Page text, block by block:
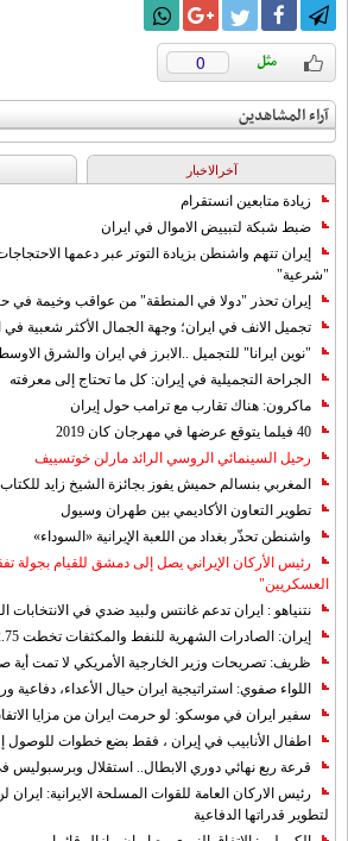
0
آراء المشاهدين
آخرالاخبار
زيادة متابعين انستقرام
ضبط شبكة لتبييض الاموال في ايران
إيران تتهم واشنطن بزيادة التوتر عبر دعمها
"شرعية"
إيران تحذر "دولا في المنطقة" من عواقب وخيمة في
تجميل الانف في ايران؛ وجهة الجمال الأكثر شعبية في
"نوين ايرانا" للتجميل ..الابرز في ايران والشرق
الجراحة التجميلية في إيران: كل ما تحتاج إلى معرفته
ماكرون: هناك تقارب مع ترامب حول إيران
40 فيلما يتوقع عرضها في مهرجان كان 2019
رحيل السينمائي الروسي الرائد مارلن خوتسييف
المغربي بنسالم حميش يفوز بجائزة الشيخ زايد
تطوير التعاون الأكاديمي بين طهران وسيول
واشنطن تحذّر بغداد من اللعبة الإيرانية «السوداء»
رئيس الأركان الإيراني يصل إلى دمشق للقيام بجولة
العسكريين"
نتنياهو : ايران تدعم غانتس ولبيد ضدي في الانتخابات
إيران: الصادرات الشهریة للنفط والمكثفات تخطت 2.75 مليون برميل يوميا
ظريف: تصريحات وزير الخارجية الأمريكي لا تمت أية
اللواء صفوي: استراتيجية ايران حيال الأعداء، دفاعية
سفير ايران في موسكو: لو حرمت ايران من مزايا
اطفال الأنابيب في إيران ، فقط بضع خطوات للوصول
قرعة ربع نهائي دوري الابطال.. استقلال
رئيس الاركان العامة للقوات المسلحة الايرانية:
لتطوير قدراتها الدفاعية